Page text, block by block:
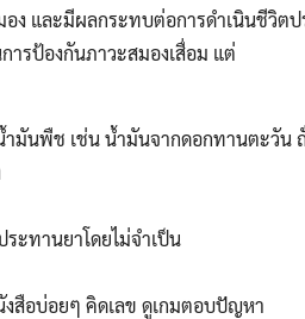
อง และมีผลกระทบต่อการดำเนินชีวิต
ารป้องกันภาวะสมองเสื่อม แต่
มันพืช เช่น น้ำมันจากดอกทานตะวัน
ะทานยาโดยไม่จำเป็น
สือบ่อยๆ คิดเลข ดูเกมตอบปัญหา